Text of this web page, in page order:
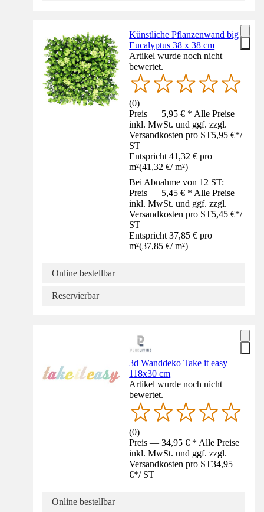
Künstliche Pflanzenwand big
Eucalyptus 38 x 38 cm
Artikel wurde noch nicht
bewertet.
(0)
Preis — 5,95 € * Alle Preise
inkl. MwSt. und ggf. zzgl.
Versandkosten pro ST5,95 €*/
ST
Entspricht 41,32 € pro
m²(41,32 €/ m²)
Bei Abnahme von 12 ST:
Preis — 5,45 € * Alle Preise
inkl. MwSt. und ggf. zzgl.
Versandkosten pro ST5,45 €*/
ST
Entspricht 37,85 € pro
m²(37,85 €/ m²)
Online bestellbar
Reservierbar
3d Wanddeko Take it easy
118x30 cm
Artikel wurde noch nicht
bewertet.
(0)
Preis — 34,95 € * Alle Preise
inkl. MwSt. und ggf. zzgl.
Versandkosten pro ST34,95
€*/ ST
Online bestellbar